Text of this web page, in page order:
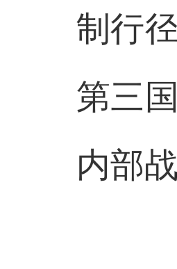
制行
第三
内部